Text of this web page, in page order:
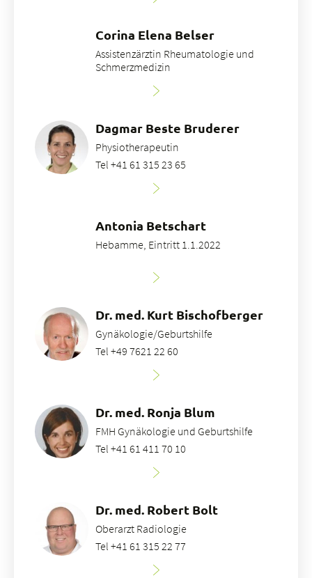
Corina Elena Belser
Assistenzärztin Rheumatologie und
Schmerzmedizin
Dagmar Beste Bruderer
Physiotherapeutin
Tel +41 61 315 23 65
Antonia Betschart
Hebamme, Eintritt 1.1.2022
Dr. med. Kurt Bischofberger
Gynäkologie/Geburtshilfe
Tel +49 7621 22 60
Dr. med. Ronja Blum
FMH Gynäkologie und Geburtshilfe
Tel +41 61 411 70 10
Dr. med. Robert Bolt
Oberarzt Radiologie
Tel +41 61 315 22 77